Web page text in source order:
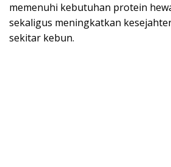
memenuhi kebutuhan protein
sekaligus meningkatkan
sekitar kebun.